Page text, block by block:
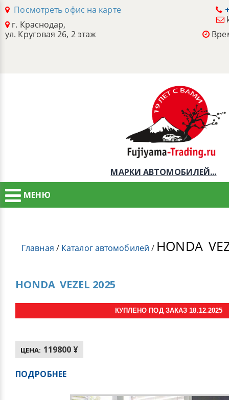
Посмотреть офис на карте
г. Краснодар,
ул. Круговая 26, 2 этаж
МАРКИ АВТОМОБИЛЕЙ...
МЕНЮ
Главная / Каталог автомобилей / HONDA
HONDA VEZEL 2025
КУПЛЕНО ПОД ЗАКАЗ 18.12.2025
ЦЕНА: 119800 ¥
ПОДРОБНЕЕ